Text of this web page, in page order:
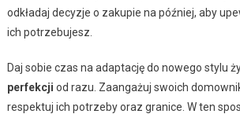
odkładaj decyzje o zakupie na później, aby
ich potrzebujesz.
Daj sobie czas na adaptację do nowego stylu
perfekcji od razu. Zaangażuj swoich
respektuj ich potrzeby oraz granice. W ten